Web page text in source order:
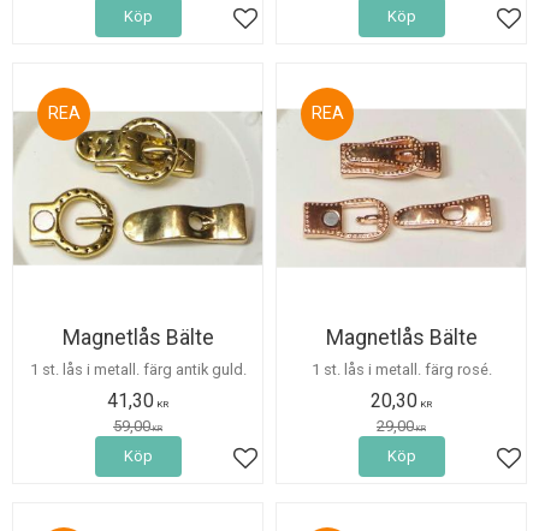
Lägg till i favoriter
Köp Köp
Magnetlås Bälte
1 st. lås i metall. färg antik guld.
41,30 KR
59,00KR
30%
Lägg till i favoriter
Köp
Magnetlås Bälte
1 st. lås i metall. färg rosé.
20,30 KR
29,00KR
30%
Köp